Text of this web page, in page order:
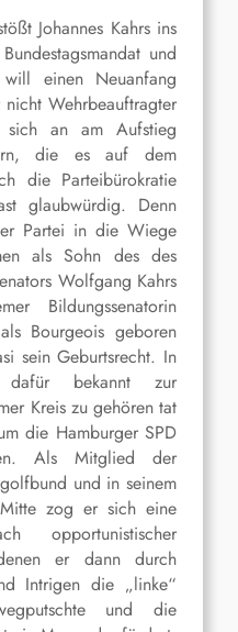
Johannes Kahrs ins
und
einen Neuanfang
Wehrbeauftragter
an am Aufstieg
die es auf dem
die Parteibürokratie
glaubwürdig. Denn
Partei in die Wiege
als Sohn des des
Wolfgang Kahrs
Bildungssenatorin
Bourgeois geboren
sein Geburtsrecht. In
bekannt zur
Kreis zu gehören tat
die Hamburger SPD
Als Mitglied der
und in seinem
zog er sich eine
opportunistischer
er dann durch
Intrigen die „linke“
und die